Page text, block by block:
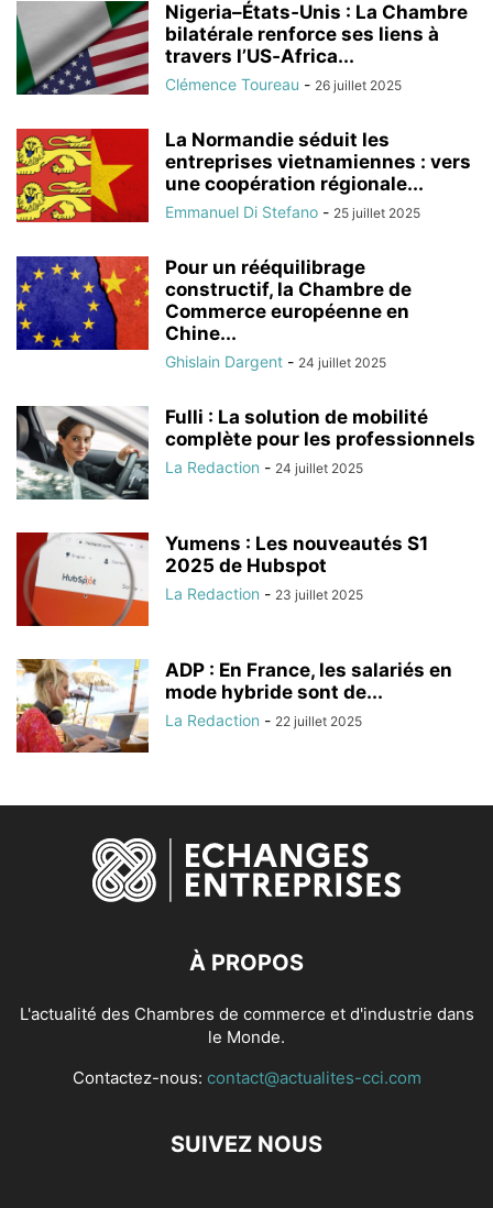
Nigeria–États‑Unis : La Chambre
bilatérale renforce ses liens à
travers l’US‑Africa...
Clémence Toureau - 26 juillet 2025
La Normandie séduit les
entreprises vietnamiennes : vers
une coopération régionale...
Emmanuel Di Stefano - 25 juillet 2025
Pour un rééquilibrage
constructif, la Chambre de
Commerce européenne en
Chine...
Ghislain Dargent - 24 juillet 2025
Fulli : La solution de mobilité
complète pour les professionnels
La Redaction - 24 juillet 2025
Yumens : Les nouveautés S1
2025 de Hubspot
La Redaction - 23 juillet 2025
ADP : En France, les salariés en
mode hybride sont de...
La Redaction - 22 juillet 2025
À PROPOS
L'actualité des Chambres de commerce et d'industrie dans
le Monde.
Contactez-nous: contact@actualites-cci.com
SUIVEZ NOUS